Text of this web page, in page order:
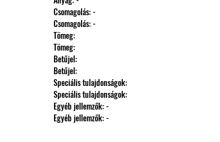
                Csomagolás: -
                Csomagolás: -
                Tömeg:
                Tömeg:
                Betűjel:
                Betűjel:
                Speciális tulajdonságok:
                Speciális tulajdonságok:
                Egyéb jellemzők: -
                Egyéb jellemzők: -